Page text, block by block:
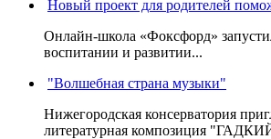
Новый проект для родителей
Онлайн-школа «Фоксфорд»
воспитании и развитии...
"Волшебная страна музыки"
Нижегородская консерватория
литературная композиция